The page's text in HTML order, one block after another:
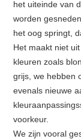
het uiteinde van
worden
het oog springt,
Het maakt niet
kleuren zoals
grijs, we hebben
evenals nieuwe
voorkeur.
We zijn vooral